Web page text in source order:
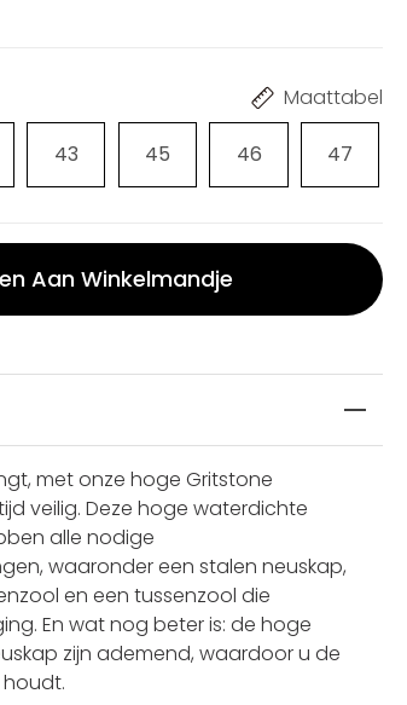
Maattabel
43 45 46 47
Aan Winkelmandje
met onze hoge Gritstone
veilig. Deze hoge waterdichte
alle nodige
waaronder een stalen neuskap,
en een tussenzool die
En wat nog beter is: de hoge
zijn ademend, waardoor u de